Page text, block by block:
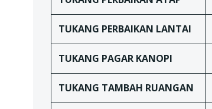
TUKANG PERBAIKAN LANTAI
TUKANG PAGAR KANOPI
TUKANG TAMBAH RUANGAN